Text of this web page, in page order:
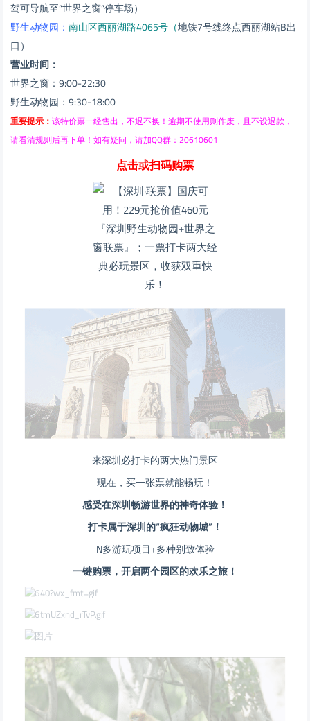
驾可导航至“世界之窗”停车场）
野生动物园： 南山区西丽湖路4065号（地铁7号线终点西丽湖站B出
口）
营业时间：
世界之窗：9:00-22:30
野生动物园：9:30-18:00
重要提示： 该特价票一经售出，不退不换！逾期不使用则作废，且不设退款，
请看清规则后再下单！如有疑问，请加QQ群：20610601
点击或扫码购票
来深圳必打卡的两大热门景区
现在，买一张票就能畅玩！
感受在深圳畅游世界的神奇体验！
打卡属于深圳的“疯狂动物城”！
N多游玩项目+多种别致体验
一键购票，开启两个园区的欢乐之旅！